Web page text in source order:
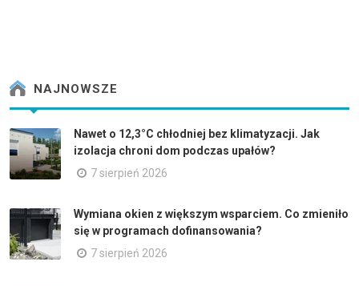
NAJNOWSZE
Nawet o 12,3°C chłodniej bez klimatyzacji. Jak
izolacja chroni dom podczas upałów?
7 sierpień 2026
Wymiana okien z większym wsparciem. Co zmieniło
się w programach dofinansowania?
7 sierpień 2026